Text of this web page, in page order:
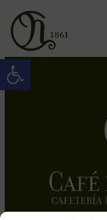
Abrir barra de